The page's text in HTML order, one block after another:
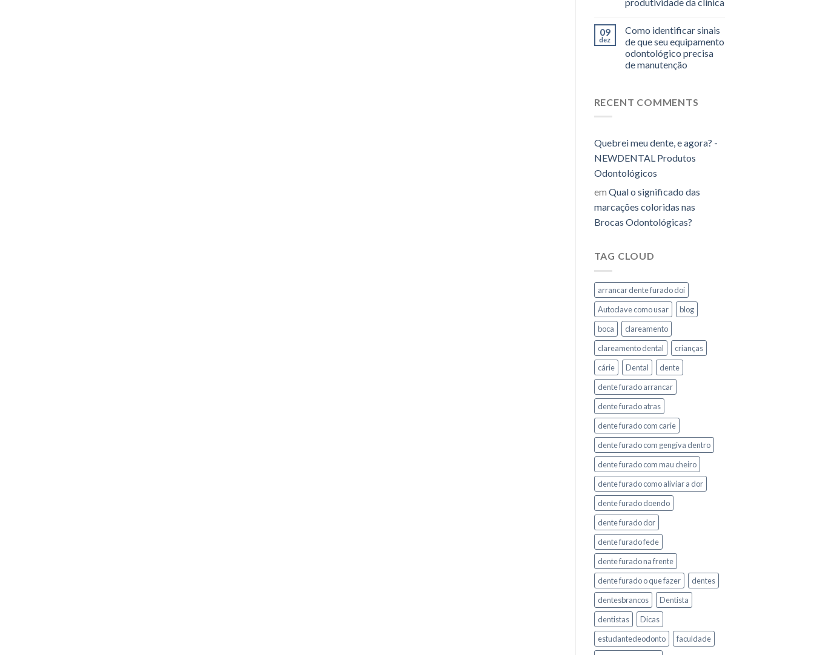
09
dez
Como identificar sinais
de que seu equipamento
odontológico precisa
de manutenção
RECENT COMMENTS
Quebrei meu dente, e agora? -
NEWDENTAL Produtos
Odontológicos
em Qual o significado das
marcações coloridas nas
Brocas Odontológicas?
TAG CLOUD
arrancar dente furado doi
Autoclave como usar
blog
boca
clareamento
clareamento dental
crianças
cárie
Dental
dente
dente furado arrancar
dente furado atras
dente furado com carie
dente furado com gengiva dentro
dente furado com mau cheiro
dente furado como aliviar a dor
dente furado doendo
dente furado dor
dente furado fede
dente furado na frente
dente furado o que fazer
dentes
dentesbrancos
Dentista
dentistas
Dicas
estudantedeodonto
faculdade